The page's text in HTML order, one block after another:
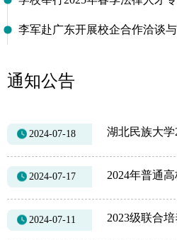
通知公告
2024-07-18
2024-07-17
2024-07-11